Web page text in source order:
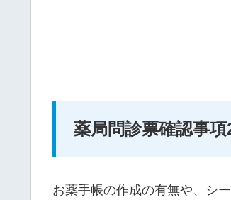
薬局問診票確認事
お薬手帳の作成の有無や、シ